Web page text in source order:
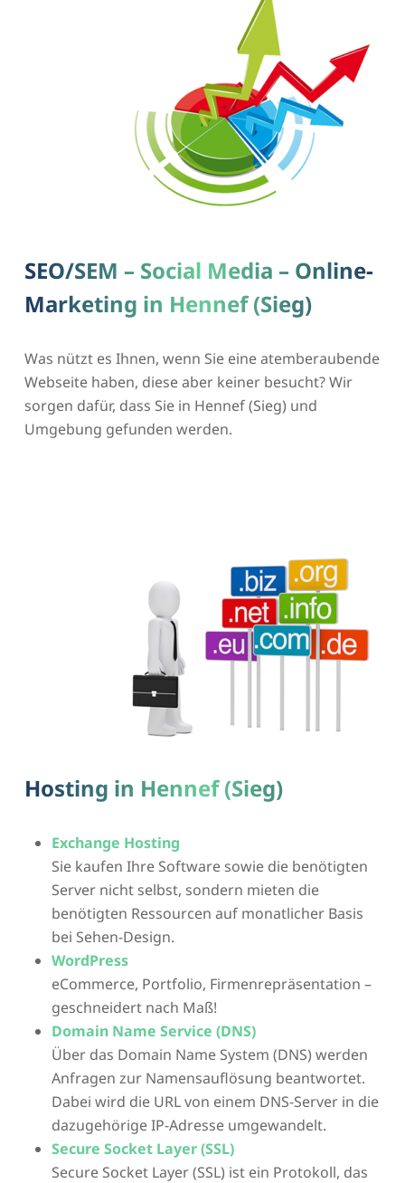
SEO/SEM – Social Media – Online-
Marketing in Hennef (Sieg)
Was nützt es Ihnen, wenn Sie eine atemberaubende
Webseite haben, diese aber keiner besucht? Wir
sorgen dafür, dass Sie in Hennef (Sieg) und
Umgebung gefunden werden.
Hosting in Hennef (Sieg)
Exchange Hosting
Sie kaufen Ihre Software sowie die benötigten
Server nicht selbst, sondern mieten die
benötigten Ressourcen auf monatlicher Basis
bei Sehen-Design.
WordPress
eCommerce, Portfolio, Firmenrepräsentation –
geschneidert nach Maß!
Domain Name Service (DNS)
Über das Domain Name System (DNS) werden
Anfragen zur Namensauflösung beantwortet.
Dabei wird die URL von einem DNS-Server in die
dazugehörige IP-Adresse umgewandelt.
Secure Socket Layer (SSL)
Secure Socket Layer (SSL) ist ein Protokoll, das